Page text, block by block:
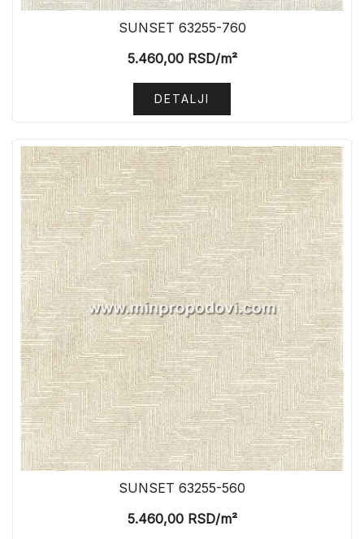
SUNSET 63255-760
5.460,00RSD/m²
DETALJI
SUNSET 63255-560
5.460,00RSD/m²